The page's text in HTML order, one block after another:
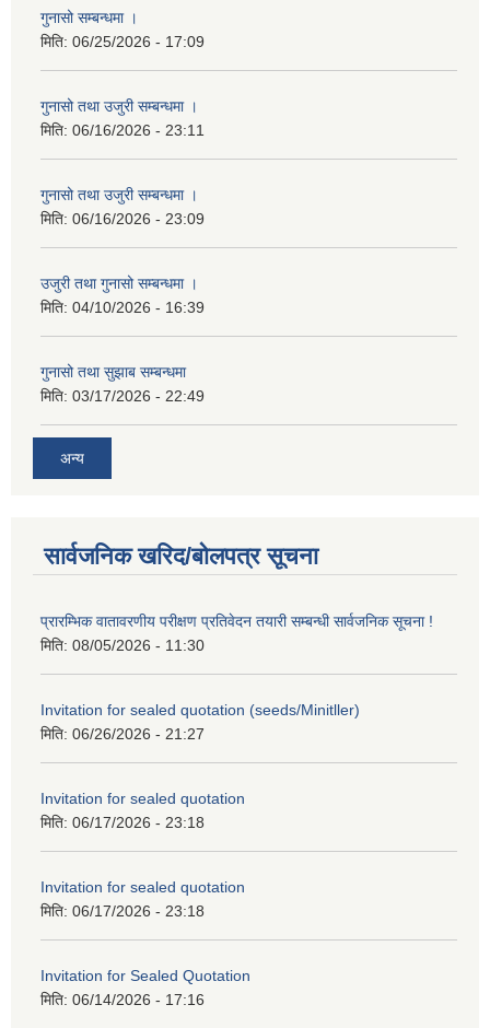
गुनासो सम्बन्धमा ।
मिति: 06/25/2026 - 17:09
गुनासो तथा उजुरी सम्बन्धमा ।
मिति: 06/16/2026 - 23:11
गुनासो तथा उजुरी सम्बन्धमा ।
मिति: 06/16/2026 - 23:09
उजुरी तथा गुनासो सम्बन्धमा ।
मिति: 04/10/2026 - 16:39
गुनासो तथा सुझाब सम्बन्धमा
मिति: 03/17/2026 - 22:49
अन्य
सार्वजनिक खरिद/बोलपत्र सूचना
प्रारम्भिक वातावरणीय परीक्षण प्रतिवेदन तयारी सम्बन्धी सार्वजनिक सूचना !
मिति: 08/05/2026 - 11:30
Invitation for sealed quotation (seeds/Minitller)
मिति: 06/26/2026 - 21:27
Invitation for sealed quotation
मिति: 06/17/2026 - 23:18
Invitation for sealed quotation
मिति: 06/17/2026 - 23:18
Invitation for Sealed Quotation
मिति: 06/14/2026 - 17:16